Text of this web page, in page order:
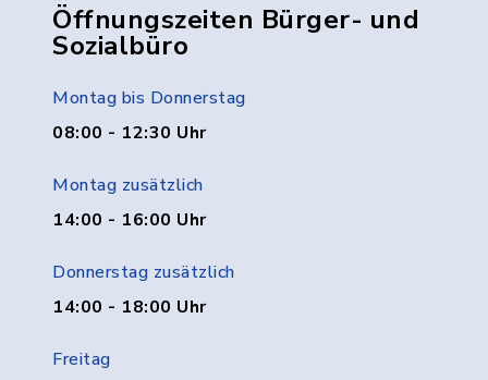
Öffnungszeiten Bürger- und
Sozialbüro
Montag bis Donnerstag
08:00 - 12:30 Uhr
Montag zusätzlich
14:00 - 16:00 Uhr
Donnerstag zusätzlich
14:00 - 18:00 Uhr
Freitag